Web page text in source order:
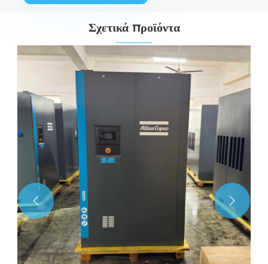
Σχετικά προϊόντα
 